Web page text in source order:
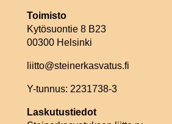
Toimisto
Kytösuontie 8 B23
00300 Helsinki
liitto@steinerkasvatus.fi
Y-tunnus: 2231738-3
Laskutustiedot